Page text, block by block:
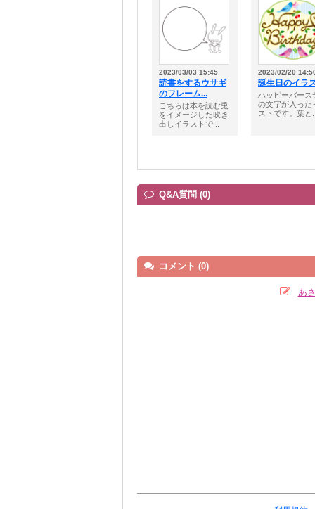
2023/03/03 15:45
読書をするウサギ
のフレーム...
こちらは本を読む兎
をイメージした吹き
出しイラストで...
2023/02/20
誕生日のイラ
ハッピーバース
の文字が入った
ストです。葉と
Q&A質問 (0)
コメント (0)
あ